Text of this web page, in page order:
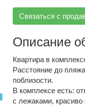
Связаться с
Описание
Квартира в
Расстояние до
поблизости.
В комплексе есть:
с лежаками, красиво